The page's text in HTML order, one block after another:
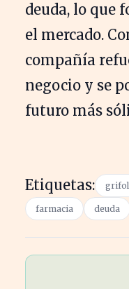
deuda, lo que
el mercado.
compañía
negocio y se
futuro más
Etiquetas:
farmacia deuda